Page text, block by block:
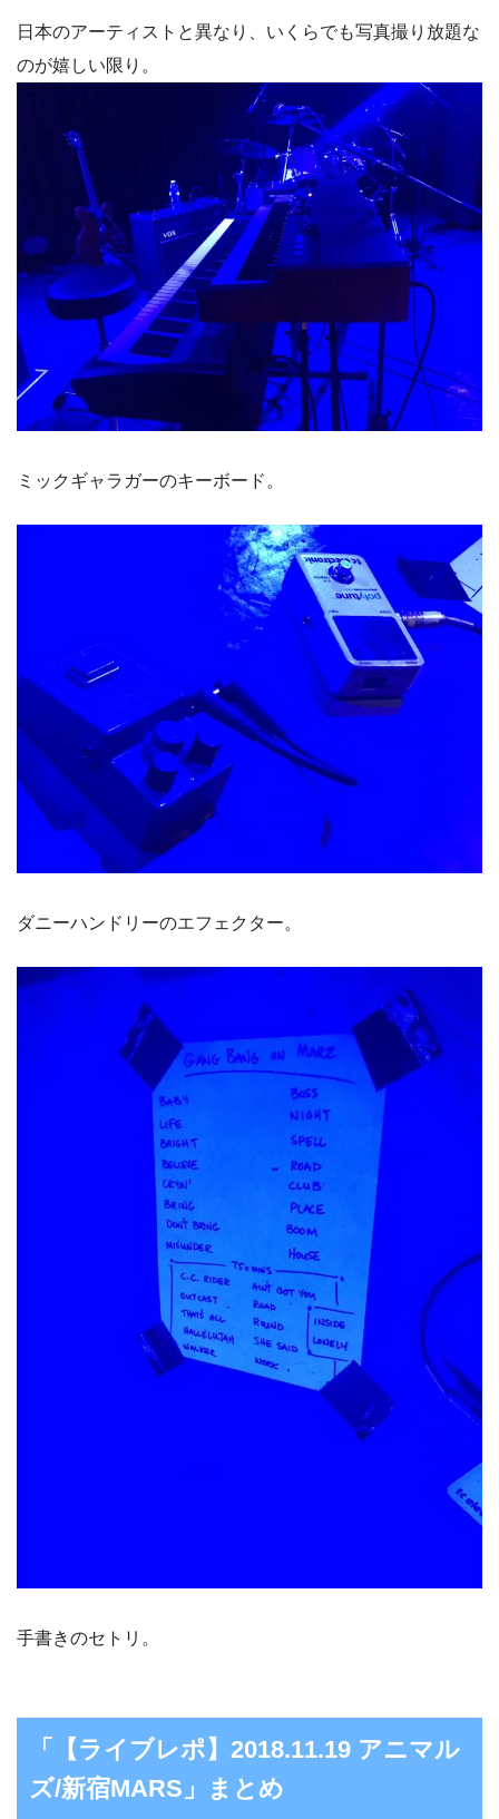
日本のアーティストと異なり、いくらでも写真撮り放題な
のが嬉しい限り。
ミックギャラガーのキーボード。
ダニーハンドリーのエフェクター。
手書きのセトリ。
「【ライブレポ】2018.11.19 アニマル
ズ/新宿MARS」まとめ